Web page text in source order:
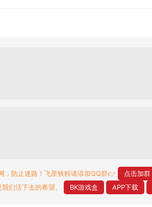
，防止迷路！飞星铁粉请添加QQ群👉 点击加群
们活下去的希望。
BK游戏盒 APP下载